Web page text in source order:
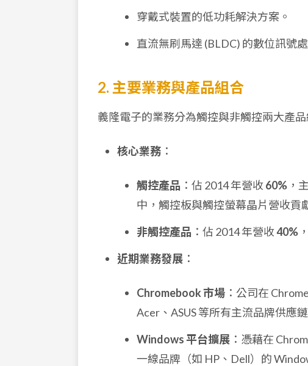
穿戴式裝置的低功耗解決方案。
直流無刷馬達 (BLDC) 的數位訊號處
2. 主要業務與產品組合
義隆電子的業務分為觸控與非觸控兩大產
核心業務 ：
觸控產品 ：佔 2014 年營收60% ，
中，觸控板與觸控螢幕晶片營收貢
非觸控產品 ：佔 2014 年營收40%
近期業務發展 ：
Chromebook 市場 ：公司在
Acer、ASUS 等所有主流品牌供應
Windows 平台擴展 ：憑藉在
一線品牌（如 HP、Dell）的